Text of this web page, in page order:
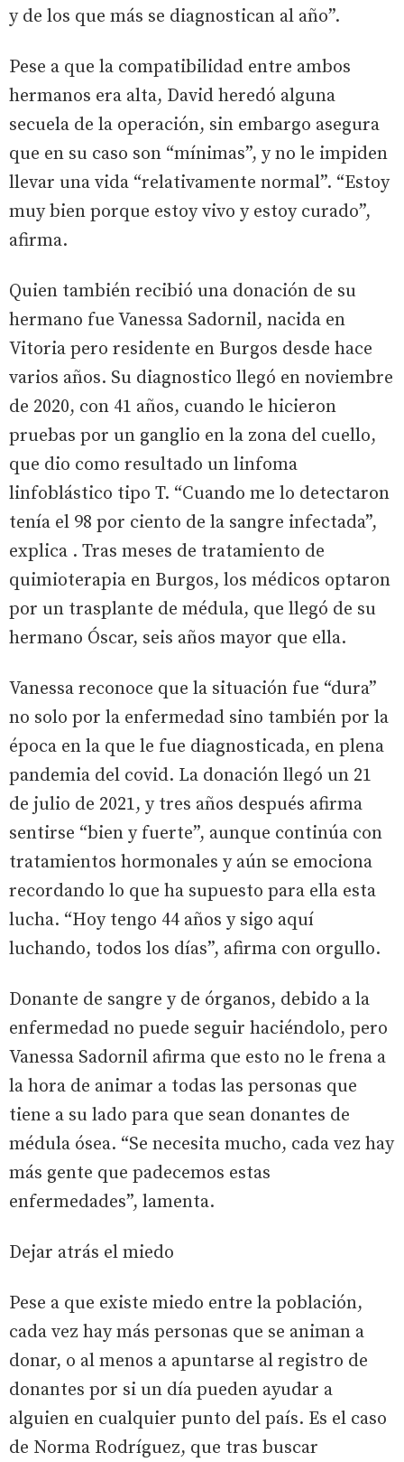
y de los que más se diagnostican al año”.
Pese a que la compatibilidad entre ambos
hermanos era alta, David heredó alguna
secuela de la operación, sin embargo asegura
que en su caso son “mínimas”, y no le impiden
llevar una vida “relativamente normal”. “Estoy
muy bien porque estoy vivo y estoy curado”,
afirma.
Quien también recibió una donación de su
hermano fue Vanessa Sadornil, nacida en
Vitoria pero residente en Burgos desde hace
varios años. Su diagnostico llegó en noviembre
de 2020, con 41 años, cuando le hicieron
pruebas por un ganglio en la zona del cuello,
que dio como resultado un linfoma
linfoblástico tipo T. “Cuando me lo detectaron
tenía el 98 por ciento de la sangre infectada”,
explica . Tras meses de tratamiento de
quimioterapia en Burgos, los médicos optaron
por un trasplante de médula, que llegó de su
hermano Óscar, seis años mayor que ella.
Vanessa reconoce que la situación fue “dura”
no solo por la enfermedad sino también por la
época en la que le fue diagnosticada, en plena
pandemia del covid. La donación llegó un 21
de julio de 2021, y tres años después afirma
sentirse “bien y fuerte”, aunque continúa con
tratamientos hormonales y aún se emociona
recordando lo que ha supuesto para ella esta
lucha. “Hoy tengo 44 años y sigo aquí
luchando, todos los días”, afirma con orgullo.
Donante de sangre y de órganos, debido a la
enfermedad no puede seguir haciéndolo, pero
Vanessa Sadornil afirma que esto no le frena a
la hora de animar a todas las personas que
tiene a su lado para que sean donantes de
médula ósea. “Se necesita mucho, cada vez hay
más gente que padecemos estas
enfermedades”, lamenta.
Dejar atrás el miedo
Pese a que existe miedo entre la población,
cada vez hay más personas que se animan a
donar, o al menos a apuntarse al registro de
donantes por si un día pueden ayudar a
alguien en cualquier punto del país. Es el caso
de Norma Rodríguez, que tras buscar